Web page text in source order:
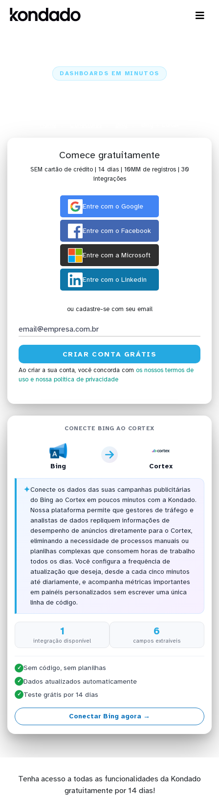
DASHBOARDS EM MINUTOS
Comece gratuitamente
SEM cartão de crédito | 14 dias | 10MM de registros | 30
integrações
Entre com o Google
Entre com o Facebook
Entre com a Microsoft
Entre com o Linkedin
ou cadastre-se com seu email
Ao criar a sua conta, você concorda com os nossos termos de
uso e nossa política de privacidade
CONECTE BING AO CORTEX
Bing Cortex
✦Conecte os dados das suas campanhas publicitárias
do Bing ao Cortex em poucos minutos com a Kondado.
Nossa plataforma permite que gestores de tráfego e
analistas de dados repliquem informações de
desempenho de anúncios diretamente para o Cortex,
eliminando a necessidade de processos manuais ou
planilhas complexas que consomem horas de trabalho
todos os dias. Você configura a frequência de
atualização que deseja, desde a cada cinco minutos
até diariamente, e acompanha métricas importantes
em painéis personalizados sem escrever uma única
linha de código.
1
integração disponível
6
campos extraíveis
✓ Sem código, sem planilhas
✓ Dados atualizados automaticamente
✓ Teste grátis por 14 dias
Conectar Bing agora →
Tenha acesso a todas as funcionalidades da Kondado
gratuitamente por 14 dias!